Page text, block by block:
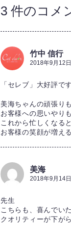
3 件のコメ
竹中 信行
2018年9月12
「セレブ」大好評で
美海ちゃんの頑張り
お客様への思いやり
これから忙しくなる
お客様の笑顔が増え
美海
2018年9月14
先生
こちらも、喜んでい
クオリティーが下が